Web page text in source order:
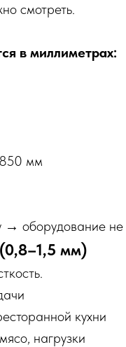
смотреть.
в миллиметрах:
мм
→ оборудование не
мм)
кухни
нагрузки